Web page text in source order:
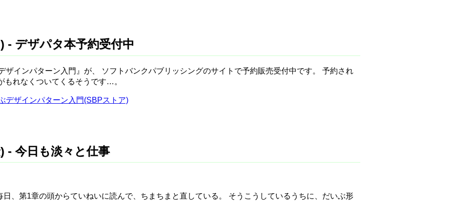
- デザパタ本予約受付中
ザインパターン入門』が、 ソフトバンクパブリッシングのサイトで予約販売受付中です。 予約され
もれなくついてくるそうです…。
デザインパターン入門(SBPストア)
- 今日も淡々と仕事
日、第1章の頭からていねいに読んで、ちまちまと直している。 そうこうしているうちに、だいぶ形